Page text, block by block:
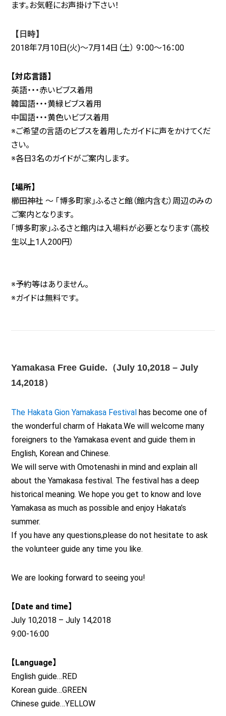
ます。お気軽にお声掛け下さい！
【日時】
2018年7月10日(火)～7月14日（土） 9：00～16：00
【対応言語】
英語・・・赤いビブス着用
韓国語・・・黄緑ビブス着用
中国語・・・黄色いビブス着用
※ご希望の言語のビブスを着用したガイドに声をかけてくだ
さい。
※各日3名のガイドがご案内します。
【場所】
櫛田神社 ～ 「博多町家」ふるさと館（館内含む）周辺のみの
ご案内となります。
「博多町家」ふるさと館内は入場料が必要となります（高校
生以上1人200円）
※予約等はありません。
※ガイドは無料です。
Yamakasa Free Guide.（July 10,2018 – July
14,2018）
The Hakata Gion Yamakasa Festival has become one of
the wonderful charm of Hakata.We will welcome many
foreigners to the Yamakasa event and guide them in
English, Korean and Chinese.
We will serve with Omotenashi in mind and explain all
about the Yamakasa festival. The festival has a deep
historical meaning. We hope you get to know and love
Yamakasa as much as possible and enjoy Hakata’s
summer.
If you have any questions,please do not hesitate to ask
the volunteer guide any time you like.
We are looking forward to seeing you!
【Date and time】
July 10,2018 – July 14,2018
9:00-16:00
【Language】
English guide…RED
Korean guide…GREEN
Chinese guide…YELLOW